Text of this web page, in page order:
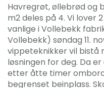
Havregrøt, øllebrød og
m2 deles på 4. Vi lover
vanlige i Vollebekk
Vollebekk) søndag 11.
vippeteknikker vil bistå
løsningen for deg. Da
etter åtte timer
begrenset beinplass.